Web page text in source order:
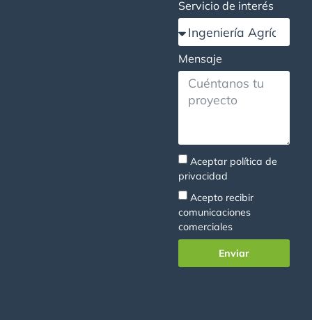
Servicio de interés
Mensaje
Aceptar política de
privacidad
Acepto recibir
comunicaciones
comerciales
Enviar